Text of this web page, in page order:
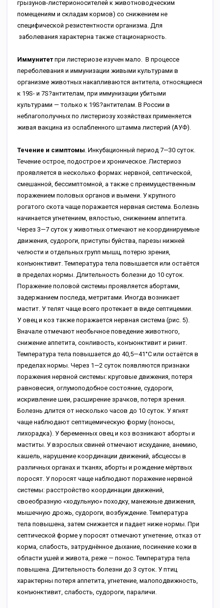
грызунов-листерионосителей к животноводческим
помещениям и складам кормов) со снижением не
специфической резистентности организма. Для
заболевания характерна также стационарность.
Иммунитет при листериозе изучен мало. В процессе
переболевания и иммунизации живыми культурами в
организме животных накапливаются антитела, относящиеся
к 19S- и 7S?антителам, при иммунизации убитыми
культурами — только к 19S?антителам. В России в
неблагополучных по листериозу хозяйствах применяется
живая вакцина из ослабленного штамма листерий (АУФ).
Течение и симптомы. Инкубационный период 7—30 суток.
Течение острое, подострое и хроническое. Листериоз
проявляется в несколько формах: нервной, септической,
смешанной, бессимптомной, а также с преимущественным
поражением половых органов и вымени. У крупного
рогатого скота чаще поражается нервная система. Болезнь
начинается угнетением, вялостью, снижением аппетита.
Через 3—7 суток у животных отмечают не координируемые
движения, судороги, приступы буйства, парезы нижней
челюсти и отдельных групп мышц, потерю зрения,
конъюнктивит. Температура тела повышается или остаётся
в пределах нормы. Длительность болезни до 10 суток.
Поражение половой системы проявляется абортами,
задержанием последа, метритами. Иногда возникает
мастит. У телят чаще всего протекает в виде септицемии.
У овец и коз также поражается нервная система (рис. 5).
Вначале отмечают необычное поведение животного,
снижение аппетита, сонливость, конъюнктивит и ринит.
Температура тела повышается до 40,5—41°C или остаётся в
пределах нормы. Через 1—2 суток появляются признаки
поражения нервной системы: круговые движения, потеря
равновесия, оглумоподобное состояние, судороги,
искривление шеи, расширение зрачков, потеря зрения.
Болезнь длится от несколько часов до 10 суток. У ягнят
чаще наблюдают септицемическую форму (поносы,
лихорадка). У беременных овец и коз возникают аборты и
маститы. У взрослых свиней отмечают исхудание, анемию,
кашель, нарушение координации движений, абсцессы в
различных органах и тканях, аборты и рождение мёртвых
поросят. У поросят чаще наблюдают поражение нервной
системы: расстройство координации движений,
своеобразную «ходульную» походку, манежные движения,
мышечную дрожь, судороги, возбуждение. Температура
тела повышена, затем снижается и падает ниже нормы. При
септической форме у поросят отмечают угнетение, отказ от
корма, слабость, затруднённое дыхание, посинение кожи в
области ушей и живота, реже — понос. Температура тела
повышена. Длительность болезни до 3 суток. У птиц
характерны потеря аппетита, угнетение, малоподвижность,
конъюнктивит, слабость, судороги, параличи.